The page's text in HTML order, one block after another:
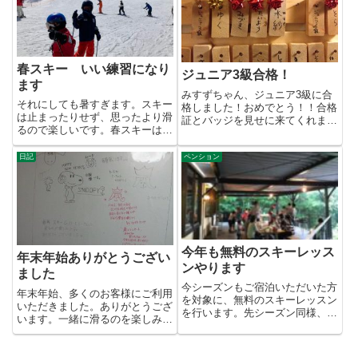
春スキー いい練習になり
ます
それにしても暑すぎます。スキー
は止まったりせず、思ったより滑
るので楽しいです。春スキーは疲
れますけど、間違いなく上達し
ま...
ジュニア3級合格！
みすずちゃん、ジュニア3級に合
格しました！おめでとう！！合格
証とバッジを見せに来てくれまし
と...
日記
年末年始ありがとうござい
ました
年末年始、多くのお客様にご利用
いただきました。ありがとうござ
います。一緒に滑るのを楽しみに
してくれてたり、受験なのに会
ペンション
今年も無料のスキーレッス
ンやります
今シーズンもご宿泊いただいた方
を対象に、無料のスキーレッスン
を行います。先シーズン同様、1